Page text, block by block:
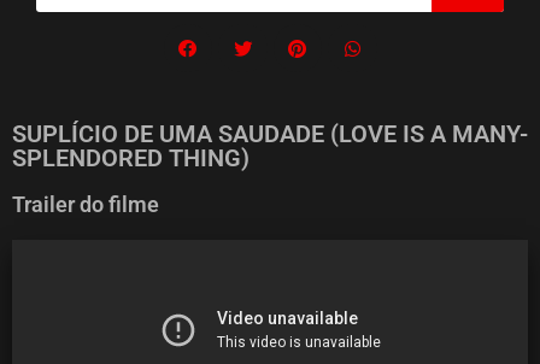
SUPLÍCIO DE UMA SAUDADE (LOVE IS A MANY-
SPLENDORED THING)
Trailer do filme